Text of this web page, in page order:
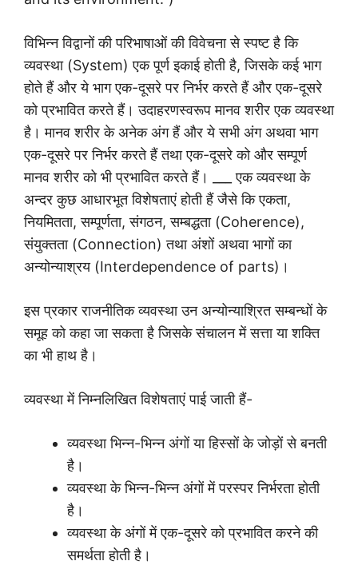
विभिन्न विद्वानों की परिभाषाओं की विवेचना से स्पष्ट है कि
व्यवस्था (System) एक पूर्ण इकाई होती है, जिसके कई भाग
होते हैं और ये भाग एक-दूसरे पर निर्भर करते हैं और एक-दूसरे
को प्रभावित करते हैं। उदाहरणस्वरूप मानव शरीर एक व्यवस्था
है। मानव शरीर के अनेक अंग हैं और ये सभी अंग अथवा भाग
एक-दूसरे पर निर्भर करते हैं तथा एक-दूसरे को और सम्पूर्ण
मानव शरीर को भी प्रभावित करते हैं। ___ एक व्यवस्था के
अन्दर कुछ आधारभूत विशेषताएं होती हैं जैसे कि एकता,
नियमितता, सम्पूर्णता, संगठन, सम्बद्धता (Coherence),
संयुक्तता (Connection) तथा अंशों अथवा भागों का
अन्योन्याश्रय (Interdependence of parts)।
इस प्रकार राजनीतिक व्यवस्था उन अन्योन्याश्रित सम्बन्धों के
समूह को कहा जा सकता है जिसके संचालन में सत्ता या शक्ति
का भी हाथ है।
व्यवस्था में निम्नलिखित विशेषताएं पाई जाती हैं-
व्यवस्था भिन्न-भिन्न अंगों या हिस्सों के जोड़ों से बनती
है।
व्यवस्था के भिन्न-भिन्न अंगों में परस्पर निर्भरता होती
है।
व्यवस्था के अंगों में एक-दूसरे को प्रभावित करने की
समर्थता होती है।